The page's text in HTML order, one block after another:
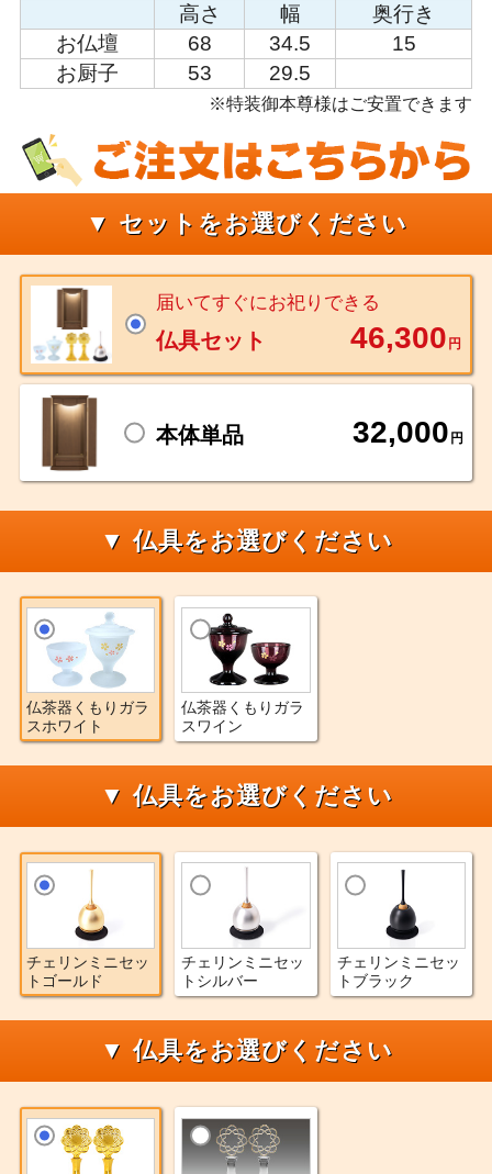
高さ 幅
奥行き
お仏壇
68 34.5
15
お厨子
53 29.5
※特装御本尊様はご安置できます
▼ セットをお選びください
届いてすぐにお祀りできる
仏具セット 46,300 円
本体単品 32,000 円
▼ 仏具をお選びください
仏茶器くもりガラ
スホワイト
仏茶器くもりガラ
スワイン
▼ 仏具をお選びください
チェリンミニセッ
トゴールド
チェリンミニセッ
トシルバー
チェリンミニセッ
トブラック
▼ 仏具をお選びください